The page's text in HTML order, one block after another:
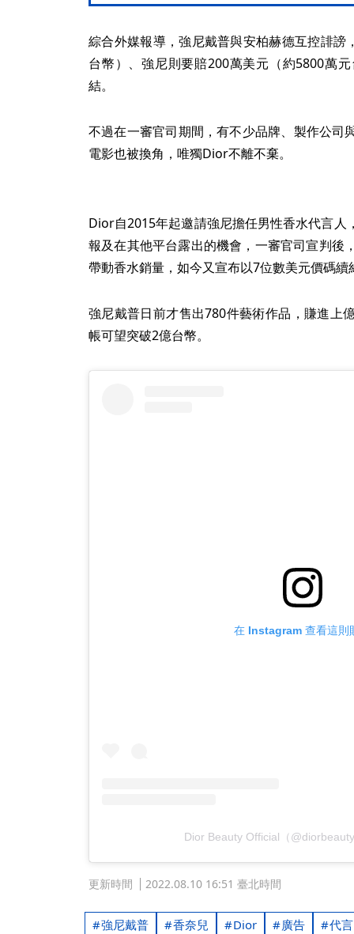
綜合外媒報導，強尼戴普與安柏赫德互控誹
台幣）、強尼則要賠200萬美元（約5800萬
結。
不過在一審官司期間，有不少品牌、製作公司
電影也被換角，唯獨Dior不離不棄。
Dior自2015年起邀請強尼擔任男性香水代言人
報及在其他平台露出的機會，一審官司宣判
帶動香水銷量，如今又宣布以7位數美元價碼續
強尼戴普日前才售出780件藝術作品，賺進上
帳可望突破2億台幣。
在 Instagram 查看這則
Dior Beauty Official（
更新時間 2022.08.10 16:51 臺北時間
強尼戴普 香奈兒 Dior 廣告 代言